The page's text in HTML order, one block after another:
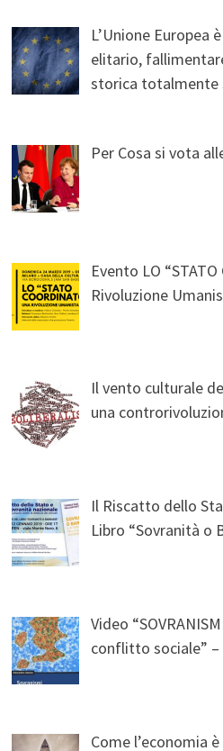
L’Unione Europea
elitario,
storica totalmente
Per Cosa si vota
Evento LO “STATO
Rivoluzione
Il vento culturale
una
Il Riscatto dello
Libro “Sovranità o
Video
conflitto sociale” –
Come l’economia